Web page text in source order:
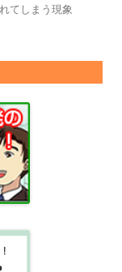
てしまう現象